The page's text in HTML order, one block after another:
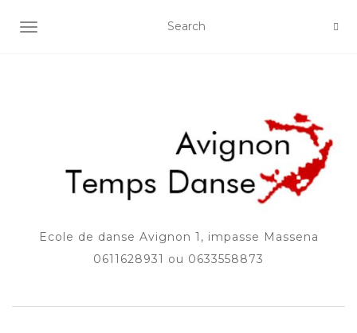
AFFICHER/MASQUER LA NAVIGATION
Ecole de danse Avignon 1, impasse Massena
0611628931 ou 0633558873